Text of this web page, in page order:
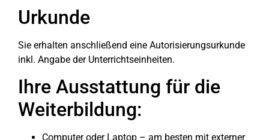
Urkunde
Sie erhalten anschließend eine Autorisierungsurkunde
inkl. Angabe der Unterrichtseinheiten.
Ihre Ausstattung für die
Weiterbildung:
Computer oder Laptop – am besten mit externer